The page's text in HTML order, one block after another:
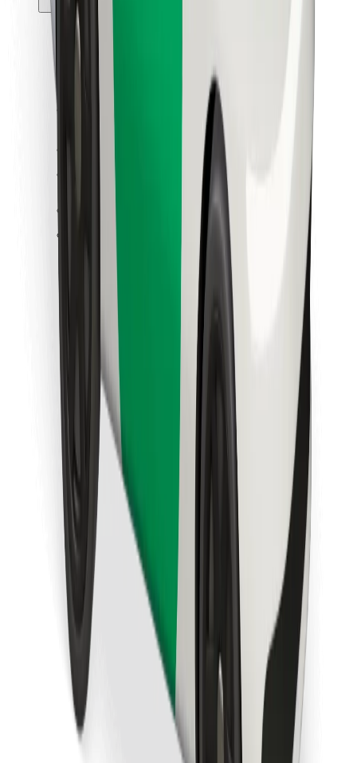
მომწოდებლები
წესები და პირობები
მიიღე მომსახურება რამდენიმე წუთში!
გადმოწერე Bolt
იპოვე შენი საყვარელი კერძები!
გადმოწერე Bolt Food